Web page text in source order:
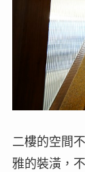
二樓的空間
雅的裝潢，